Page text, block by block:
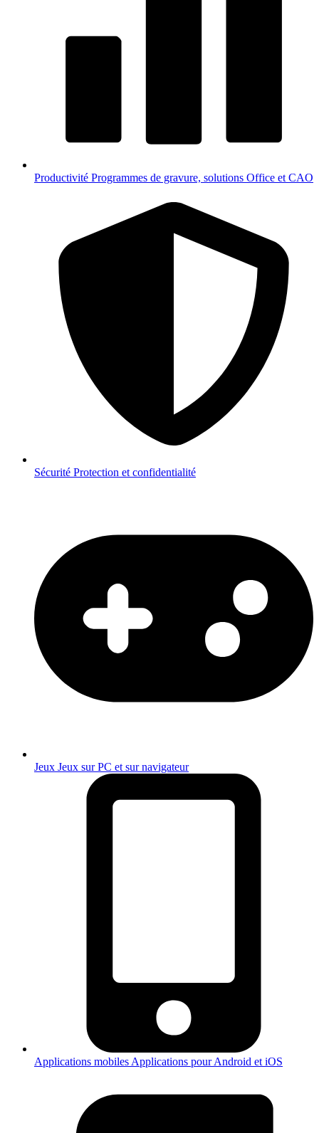
Productivité Programmes de gravure, solutions Office et CAO
Sécurité Protection et confidentialité
Jeux Jeux sur PC et sur navigateur
Applications mobiles Applications pour Android et iOS